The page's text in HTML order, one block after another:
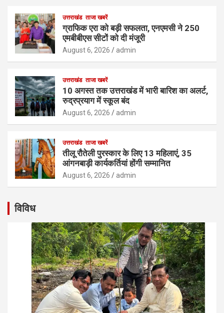
उत्तराखंड ताजा खबरें
ग्राफिक एरा को बड़ी सफलता, एनएमसी ने 250
एमबीबीएस सीटों को दी मंजूरी
August 6, 2026 admin
उत्तराखंड ताजा खबरें
10 अगस्त तक उत्तराखंड में भारी बारिश का अलर्ट,
रुद्रप्रयाग में स्कूल बंद
August 6, 2026 admin
उत्तराखंड ताजा खबरें
तीलू रौतेली पुरस्कार के लिए 13 महिलाएं, 35
आंगनबाड़ी कार्यकर्तियां होंगी सम्मानित
August 6, 2026 admin
विविध